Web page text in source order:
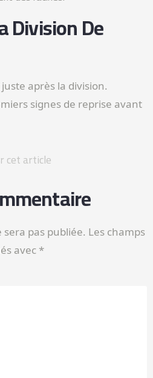
Division De
après la division.
signes de reprise avant
cet article
pas publiée. Les champs
avec *